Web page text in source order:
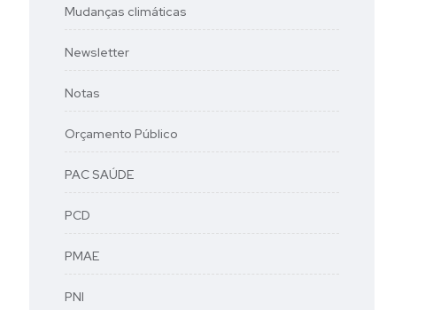
Mudanças climáticas
Newsletter
Notas
Orçamento Público
PAC SAÚDE
PCD
PMAE
PNI